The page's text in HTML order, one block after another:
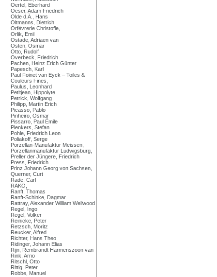
Oertel, Eberhard
Oeser, Adam Friedrich
Olde d.Ä., Hans
Oltmanns, Dietrich
Orfèvrerie Christofle,
Orlik, Emil
Ostade, Adriaen van
Osten, Osmar
Otto, Rudolf
Overbeck, Friedrich
Pachen, Heinz Erich Günter
Papesch, Karl
Paul Foinet van Eyck – Toiles &
Couleurs Fines,
Paulus, Leonhard
Petitjean, Hippolyte
Petrick, Wolfgang
Philipp, Martin Erich
Picasso, Pablo
Pinheiro, Osmar
Pissarro, Paul Émile
Plenkers, Stefan
Pohle, Friedrich Leon
Poliakoff, Serge
Porzellan-Manufaktur Meissen,
Porzellanmanufaktur Ludwigsburg,
Preller der Jüngere, Friedrich
Press, Friedrich
Prinz Johann Georg von Sachsen,
Querner, Curt
Rade, Carl
RAKO,
Ranft, Thomas
Ranft-Schinke, Dagmar
Rattray, Alexander William Wellwood
Regel, Ingo
Regel, Volker
Reinicke, Peter
Retzsch, Moritz
Reucker, Alfred
Richter, Hans Theo
Ridinger, Johann Elias
Rijn, Rembrandt Harmenszoon van
Rink, Arno
Ritschl, Otto
Rittig, Peter
Robbe, Manuel